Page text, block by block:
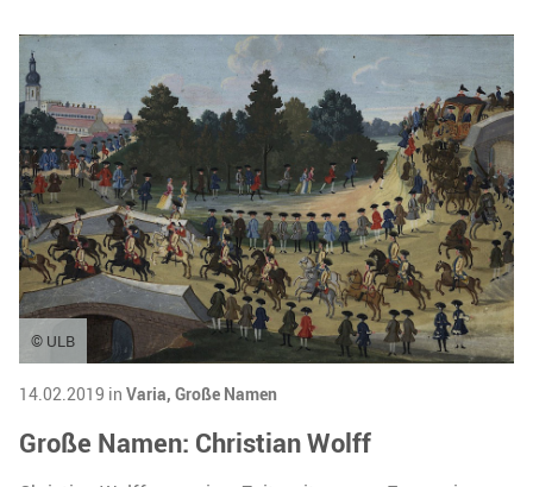
© ULB
14.02.2019 in Varia, Große Namen
Große Namen: Christian Wolff